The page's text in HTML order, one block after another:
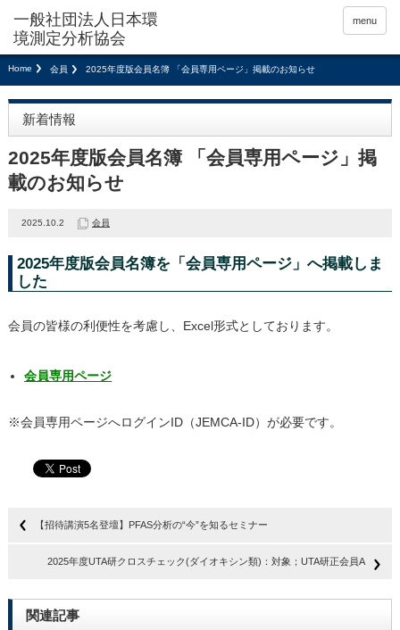
menu
Home 会員 2025年度版会員名簿 「会員専用ページ」掲載のお知らせ
新着情報
2025年度版会員名簿 「会員専用ページ」掲
載のお知らせ
2025.10.2 会員
2025年度版会員名簿を「会員専用ページ」へ掲載しま
した
会員の皆様の利便性を考慮し、Excel形式としております。
会員専用ページ
※会員専用ページへログインID（JEMCA-ID）が必要です。
【招待講演5名登壇】PFAS分析の“今”を知るセミナー
2025年度UTA研クロスチェック(ダイオキシン類)：対象；UTA研正会員A
関連記事